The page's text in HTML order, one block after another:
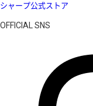
シャープ公式ストア
OFFICIAL SNS